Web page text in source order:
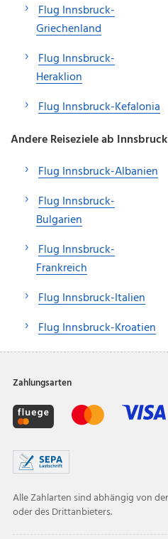
Flug Innsbruck-
Griechenland
Flug Innsbruck-
Heraklion
Flug Innsbruck-Kefalonia
Andere Reiseziele ab Innsbruck
Flug Innsbruck-Albanien
Flug Innsbruck-
Bulgarien
Flug Innsbruck-
Frankreich
Flug Innsbruck-Italien
Flug Innsbruck-Kroatien